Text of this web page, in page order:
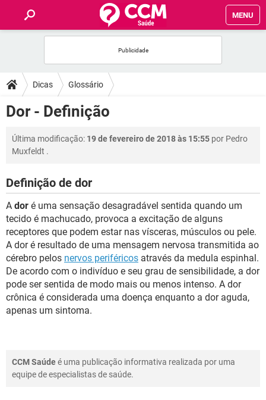
MENU
FÓRUM
SAÚDE
FAMÍLIA
SEXUALIDADE
GLOSSÁRIO
Dicas Glossário
Dor - Definição
Última modificação: 19 de fevereiro de 2018 às 15:55 por Pedro
Muxfeldt .
Definição de dor
A dor é uma sensação desagradável sentida quando um
tecido é machucado, provoca a excitação de alguns
receptores que podem estar nas vísceras, músculos ou pele.
A dor é resultado de uma mensagem nervosa transmitida ao
cérebro pelos nervos periféricos através da medula espinhal.
De acordo com o indivíduo e seu grau de sensibilidade, a dor
pode ser sentida de modo mais ou menos intenso. A dor
crônica é considerada uma doença enquanto a dor aguda,
apenas um sintoma.
CCM Saúdeé uma publicação informativa realizada por uma
equipe de especialistas de saúde.